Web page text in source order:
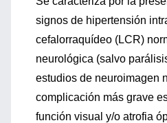
signos de hipertensión
cefalorraquídeo (LCR)
neurológica (salvo
estudios de neuroimagen
complicación más grave
función visual y/o atrofia